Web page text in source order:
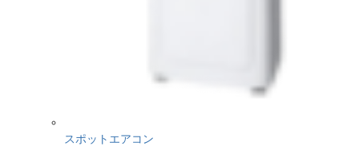
スポットエアコン